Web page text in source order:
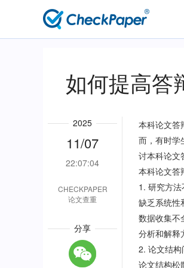
导
航
如何提高答
2025
11/07
22:07:04
CHECKPAPER
论文查重
分享
本科论文答
而，有时学
讨本科论文
本科论文答
1. 研究方法
缺乏系统性
数据收集不
分析和解释
2. 论文结构
论文结构松